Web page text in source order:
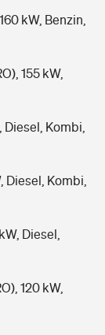
kW, Benzin,
155 kW,
Diesel, Kombi,
Diesel, Kombi,
Diesel,
120 kW,